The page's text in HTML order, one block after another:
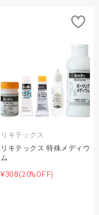
リキテックス
リキテックス 特殊メディウ
ム
¥308(20%OFF)